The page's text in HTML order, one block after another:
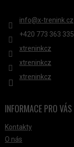
info@x-trenink.cz
+420 ‭773 363 335
xtreninkcz
xtreninkcz
xtreninkcz
INFORMACE PRO VÁS
Kontakty
O nás